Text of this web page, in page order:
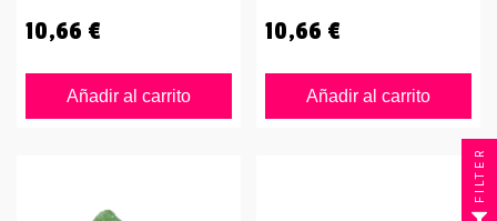
10,66 €
Añadir al carrito
10,66 €
Añadir al carrito
FILTER